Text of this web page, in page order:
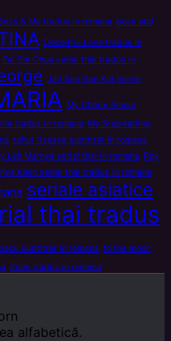
& Me tradus in romana boss and
Deceitful Love tradus in
Fai Sin Chua serial thai tradus in
Jao Sao Gae Kat online
My Cherie Amour
tradus in romana My Stepdarling
rahut rissaya subtitrat in romana
Leh Marnya serial thai in romana Roy
Kaen serial thai tradus in romana
seriale asiatice
thai tradus
subtitrat in romana to the moon
Ziam tradus in romana
alfabetică.